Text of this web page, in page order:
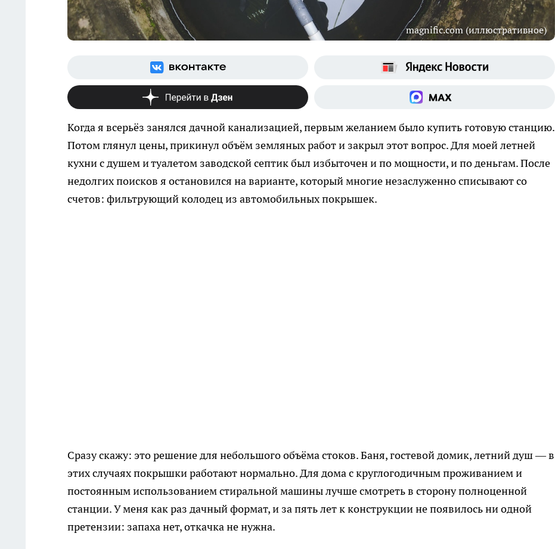
magnific.com (иллюстративное)
Когда я всерьёз занялся дачной канализацией, первым желанием было купить готовую станцию.
Потом глянул цены, прикинул объём земляных работ и закрыл этот вопрос. Для моей летней
кухни с душем и туалетом заводской септик был избыточен и по мощности, и по деньгам. После
недолгих поисков я остановился на варианте, который многие незаслуженно списывают со
счетов: фильтрующий колодец из автомобильных покрышек.
Сразу скажу: это решение для небольшого объёма стоков. Баня, гостевой домик, летний душ — в
этих случаях покрышки работают нормально. Для дома с круглогодичным проживанием и
постоянным использованием стиральной машины лучше смотреть в сторону полноценной
станции. У меня как раз дачный формат, и за пять лет к конструкции не появилось ни одной
претензии: запаха нет, откачка не нужна.